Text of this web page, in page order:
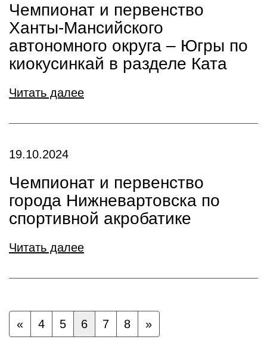
Чемпионат и первенство
Ханты-Мансийского
автономного округа – Югры по
киокусинкай в разделе Ката
Читать далее
19.10.2024
Чемпионат и первенство
города Нижневартовска по
спортивной акробатике
Читать далее
« 4 5 6 7 8 »